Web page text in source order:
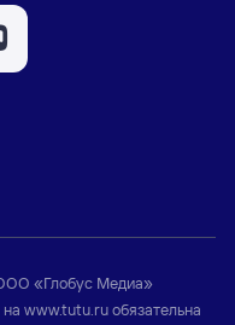
«Глобус Медиа»
www.tutu.ruобязательна